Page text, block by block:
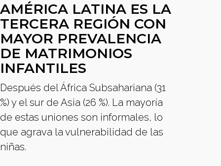
AMÉRICA LATINA ES LA
TERCERA REGIÓN CON
MAYOR PREVALENCIA
DE MATRIMONIOS
INFANTILES
Después del África Subsahariana (31
%) y el sur de Asia (26 %). La mayoría
de estas uniones son informales, lo
que agrava la vulnerabilidad de las
niñas.